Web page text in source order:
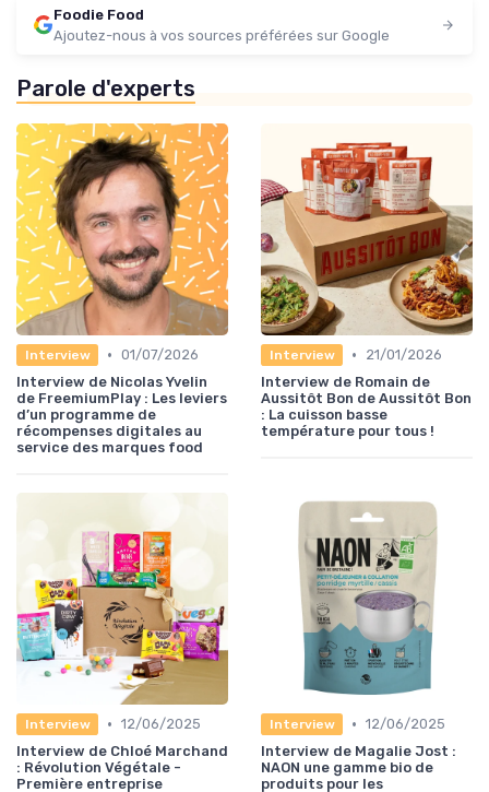
Foodie Food
Ajoutez-nous à vos sources préférées sur Google
Parole d'experts
Interview • 01/07/2026
Interview de Nicolas Yvelin
de FreemiumPlay : Les leviers
d’un programme de
récompenses digitales au
service des marques food
Interview •
21/01/2026
Interview de Romain de
Aussitôt Bon de Aussitôt Bon
: La cuisson basse
température pour tous !
Interview • 12/06/2025
Interview de Chloé Marchand
: Révolution Végétale -
Première entreprise
Interview • 12/06/2025
Interview de Magalie Jost :
NAON une gamme bio de
produits pour les